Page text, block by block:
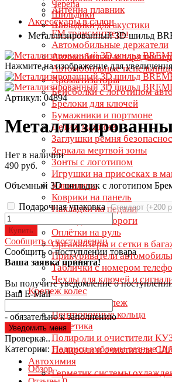
Антенна плавник
Аксессуары в салон
FM трансмиттеры
Автомобильные держатели
Автомобильные зарядки и
Автомобильные
Ароматизаторы
Бейсболки с логотипом
Брелоки для ключей
Бумажники и портмоне
Дети в машине
Заглушки ремня
Зеркала мертвой зоны
Зонты с логотипом
Игрушки на присосках в
Ключницы
Коврики на панель
Накладки на педали
Накладки на пороги
Оплётки на руль
Органайзеры и сетки в
Прикуриватели
Таблички с номером
Чехлы для ключей и
Крепеж колес
Колесный крепеж
Центровочные кольца
Автокосметика
Полироли и очистители
Полироли и очистители
Автохимия
Герметик системы
Черепа
Шильдики
Шильдики для акустики
Металлизированный 3D шильд
Нажмите на изображение для увеличения
Артикул: 04894
Нет в наличии
490 руб.
Объемный 3D шильдик с логотипом
Подарочная упаковка
Купить
Сообщить о поступлении
Сообщить о поступлении товара
Ваша заявка принята!
Вы получите уведомление о
Ваш E-Mail
- обязательно к заполнению
Проверка...
Категории:Надписи эмблемы разные
Обзор